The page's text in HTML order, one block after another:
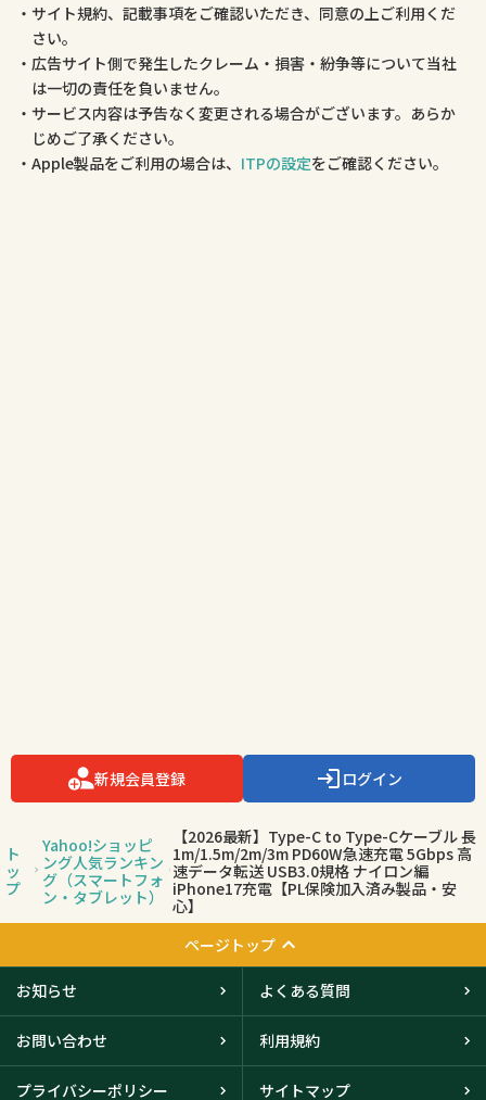
サイト規約、記載事項をご確認いただき、同意の上ご利用くだ
さい。
広告サイト側で発生したクレーム・損害・紛争等について当社
は一切の責任を負いません。
サービス内容は予告なく変更される場合がございます。あらか
じめご了承ください。
Apple製品をご利用の場合は、 ITPの設定をご確認ください。
新規会員登録 ログイン
ト
ッ
プ
Yahoo!ショッピ
ング人気ランキン
グ（スマートフォ
ン・タブレット）
【2026最新】Type-C to Type-Cケーブル 長
1m/1.5m/2m/3m PD60W急速充電 5Gbps 高
速データ転送 USB3.0規格 ナイロン編
iPhone17充電【PL保険加入済み製品・安
心】
ページトップ
お知らせ よくある質問
お問い合わせ 利用規約
プライバシーポリシー サイトマップ